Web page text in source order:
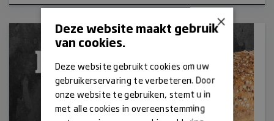
×
Deze website maakt gebruik
van cookies.
Deze website gebruikt cookies om uw
gebruikerservaring te verbeteren. Door
onze website te gebruiken, stemt u in
met alle cookies in overeenstemming